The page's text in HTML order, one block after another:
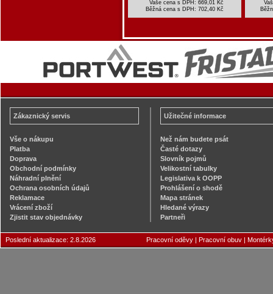
Vaše cena s DPH: 669,01 Kč
Běžná cena s DPH: 702,40 Kč
Zákaznický servis
Vše o nákupu
Platba
Doprava
Obchodní podmínky
Náhradní plnění
Ochrana osobních údajů
Reklamace
Vrácení zboží
Zjistit stav objednávky
Užitečné informace
Než nám budete psát
Časté dotazy
Slovník pojmů
Velikostní tabulky
Legislativa k OOPP
Prohlášení o shodě
Mapa stránek
Hledané výrazy
Partneři
Poslední aktualizace: 2.8.2026 Pracovní oděvy Pracovní obuv